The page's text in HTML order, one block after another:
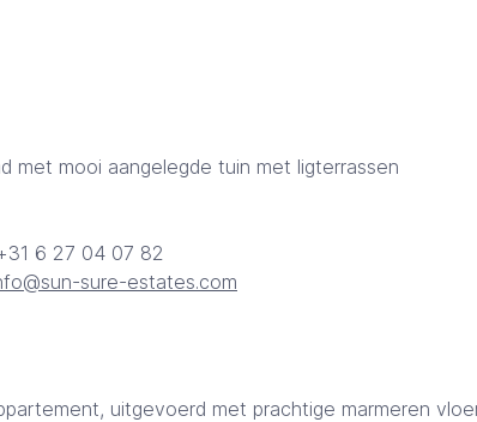
met mooi aangelegde tuin met ligterrassen
6 27 04 07 82
sure-estates.com
uitgevoerd met prachtige marmeren